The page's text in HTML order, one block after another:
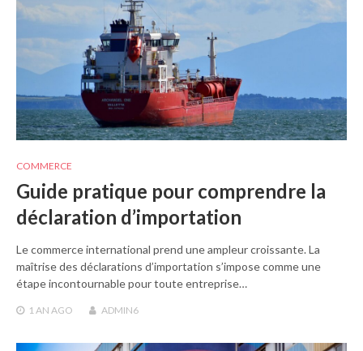
COMMERCE
Guide pratique pour comprendre la
déclaration d’importation
Le commerce international prend une ampleur croissante. La
maîtrise des déclarations d’importation s’impose comme une
étape incontournable pour toute entreprise…
1 AN AGO ADMIN6